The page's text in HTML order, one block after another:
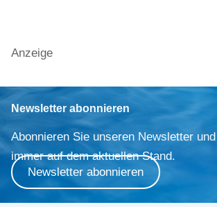
Anzeige
Newsletter abonnieren
Abonnieren Sie unseren Newsletter
immer auf dem aktuellen Stand.
Newsletter abonnieren